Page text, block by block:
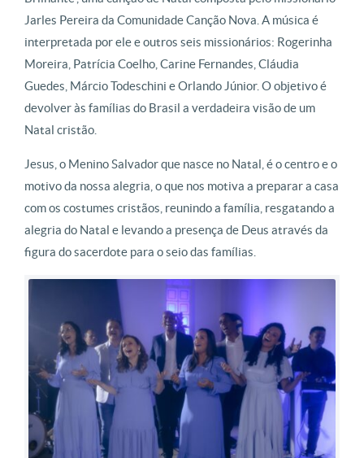
Jarles Pereira da Comunidade Canção Nova. A música é
interpretada por ele e outros seis missionários: Rogerinha
Moreira, Patrícia Coelho, Carine Fernandes, Cláudia
Guedes, Márcio Todeschini e Orlando Júnior. O objetivo é
devolver às famílias do Brasil a verdadeira visão de um
Natal cristão.
Jesus, o Menino Salvador que nasce no Natal, é o centro e o
motivo da nossa alegria, o que nos motiva a preparar a casa
com os costumes cristãos, reunindo a família, resgatando a
alegria do Natal e levando a presença de Deus através da
figura do sacerdote para o seio das famílias.